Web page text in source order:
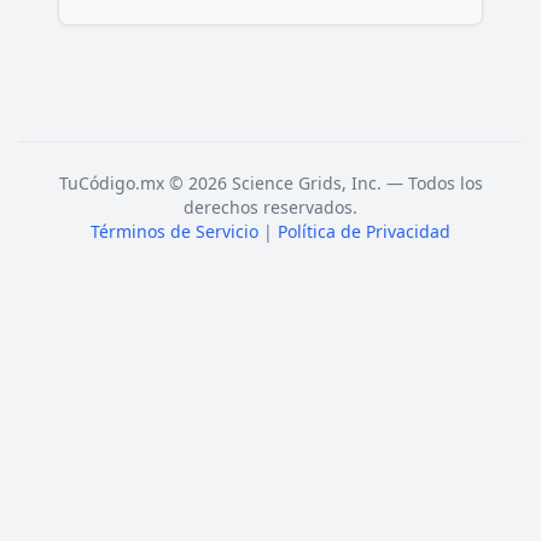
TuCódigo.mx © 2026 Science Grids, Inc. — Todos los
derechos reservados.
Términos de Servicio | Política de Privacidad